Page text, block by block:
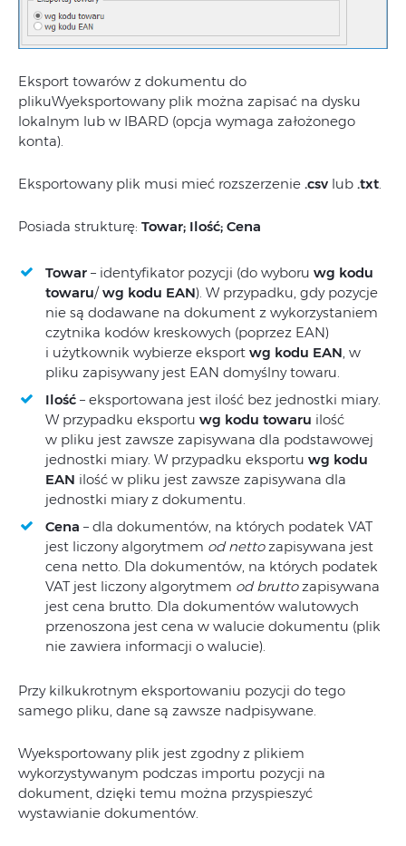
Eksport towarów z dokumentu do
plikuWyeksportowany plik można zapisać na dysku
lokalnym lub w IBARD (opcja wymaga założonego
konta).
Eksportowany plik musi mieć rozszerzenie .csv lub .txt.
Posiada strukturę: Towar; Ilość; Cena
Towar – identyfikator pozycji (do wyboru wg kodu
towaru/wg kodu EAN). W przypadku, gdy pozycje
nie są dodawane na dokument z wykorzystaniem
czytnika kodów kreskowych (poprzez EAN)
i użytkownik wybierze eksport wg kodu EAN, w
pliku zapisywany jest EAN domyślny towaru.
Ilość – eksportowana jest ilość bez jednostki miary.
W przypadku eksportu wg kodu towaru ilość
w pliku jest zawsze zapisywana dla podstawowej
jednostki miary. W przypadku eksportu wg kodu
EAN ilość w pliku jest zawsze zapisywana dla
jednostki miary z dokumentu.
Cena – dla dokumentów, na których podatek VAT
jest liczony algorytmem od nettozapisywana jest
cena netto. Dla dokumentów, na których podatek
VAT jest liczony algorytmem od bruttozapisywana
jest cena brutto. Dla dokumentów walutowych
przenoszona jest cena w walucie dokumentu (plik
nie zawiera informacji o walucie).
Przy kilkukrotnym eksportowaniu pozycji do tego
samego pliku, dane są zawsze nadpisywane.
Wyeksportowany plik jest zgodny z plikiem
wykorzystywanym podczas importu pozycji na
dokument, dzięki temu można przyspieszyć
wystawianie dokumentów.